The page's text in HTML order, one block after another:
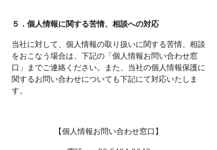
５．個人情報に関する苦情、相談への対応
当社に対して、個人情報の取り扱いに関する苦情、相談
をおこなう場合は、下記の「個人情報お問い合わせ窓
口」までご連絡ください。また、当社の個人情報保護に
関するお問い合わせについても下記にて対応いたしま
す。
【個人情報お問い合わせ窓口】